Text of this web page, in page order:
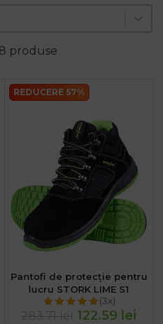
produse
REDUCERE 57%
Pantofi de protecție pentru
lucru STORK LIME S1
(3x)
122.59 lei